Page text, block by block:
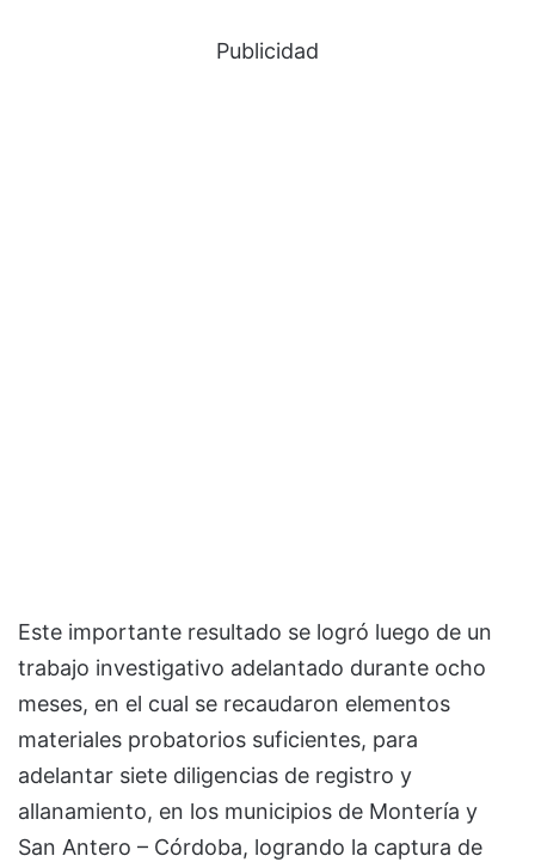
Publicidad
Este importante resultado se logró luego de un
trabajo investigativo adelantado durante ocho
meses, en el cual se recaudaron elementos
materiales probatorios suficientes, para
adelantar siete diligencias de registro y
allanamiento, en los municipios de Montería y
San Antero – Córdoba, logrando la captura de